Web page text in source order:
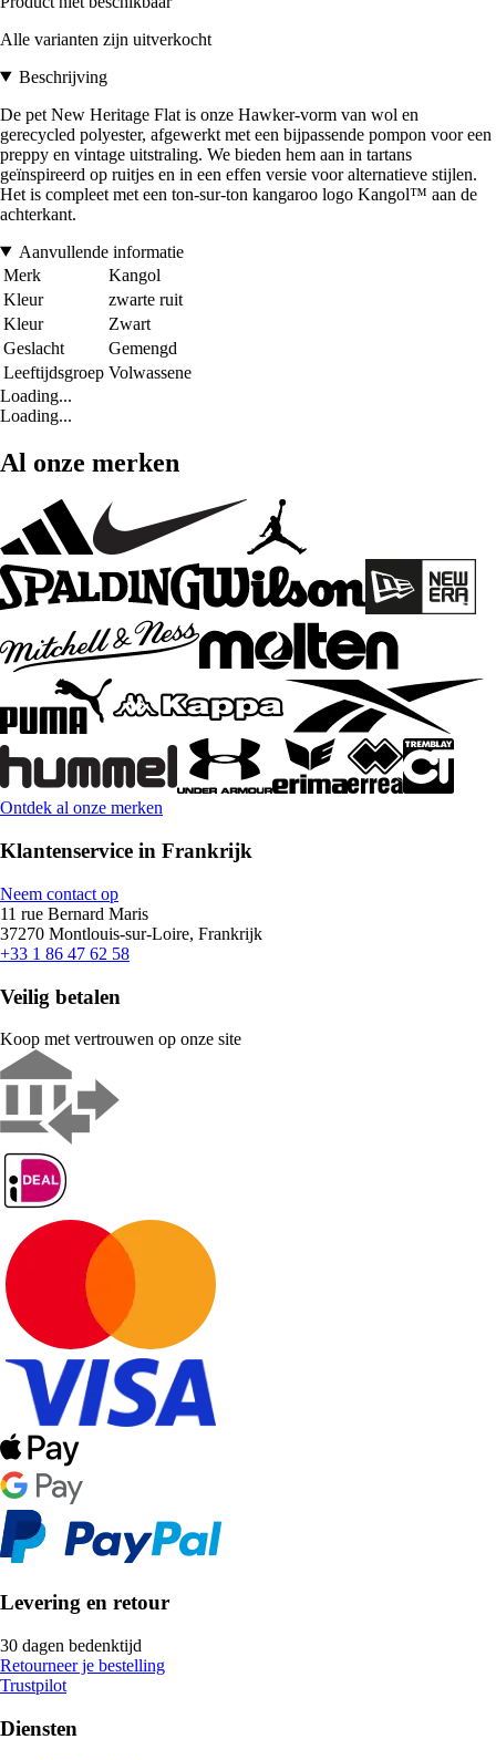
Alle varianten zijn uitverkocht
Beschrijving
De pet New Heritage Flat is onze Hawker-vorm van wol en
gerecycled polyester, afgewerkt met een bijpassende pompon voor een
preppy en vintage uitstraling. We bieden hem aan in tartans
geïnspireerd op ruitjes en in een effen versie voor alternatieve stijlen.
Het is compleet met een ton-sur-ton kangaroo logo Kangol™ aan de
achterkant.
Aanvullende informatie
Merk
Kangol
Kleur
zwarte ruit
Kleur
Zwart
Geslacht
Gemengd
Leeftijdsgroep Volwassene
Loading...
Loading...
Al onze merken
Ontdek al onze merken
Klantenservice in Frankrijk
Neem contact op
11 rue Bernard Maris
37270 Montlouis-sur-Loire, Frankrijk
+33 1 86 47 62 58
Veilig betalen
Koop met vertrouwen op onze site
Levering en retour
30 dagen bedenktijd
Retourneer je bestelling
Trustpilot
Diensten